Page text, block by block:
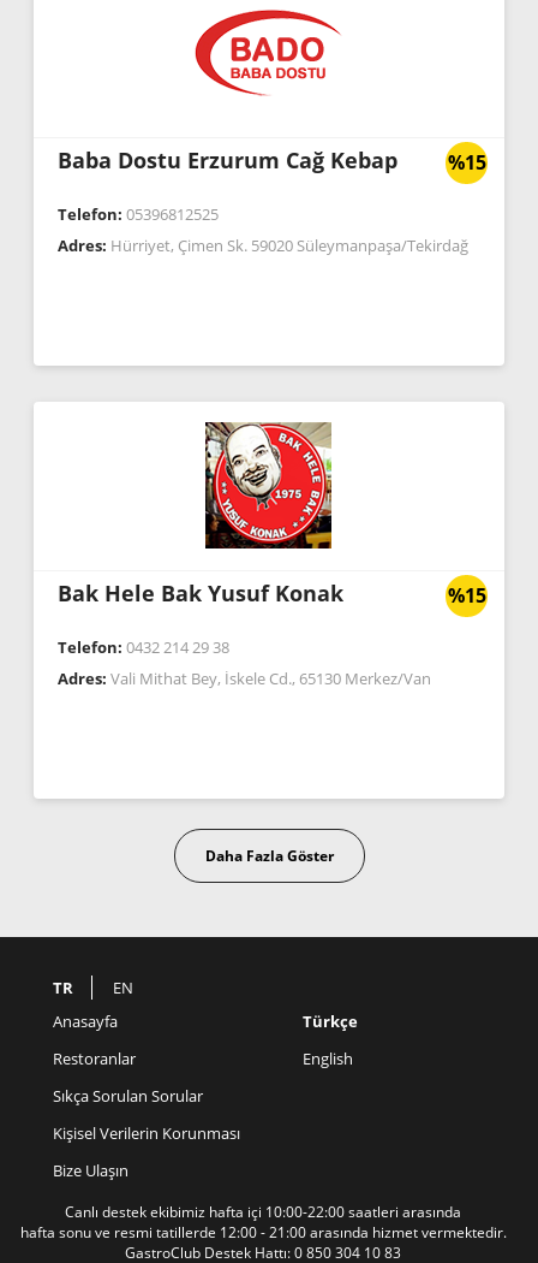
%15
Baba Dostu Erzurum Cağ Kebap
Telefon: 05396812525
Adres: Hürriyet, Çimen Sk. 59020 Süleymanpaşa/Tekirdağ
%15
Bak Hele Bak Yusuf Konak
Telefon: 0432 214 29 38
Adres: Vali Mithat Bey, İskele Cd., 65130 Merkez/Van
Daha Fazla Göster
TR
EN
Anasayfa
Restoranlar
Sıkça Sorulan Sorular
Kişisel Verilerin Korunması
Bize Ulaşın
Türkçe
English
Canlı destek ekibimiz hafta içi 10:00-22:00 saatleri arasında
hafta sonu ve resmi tatillerde 12:00 - 21:00 arasında hizmet vermektedir.
GastroClub Destek Hattı:0 850 304 10 83